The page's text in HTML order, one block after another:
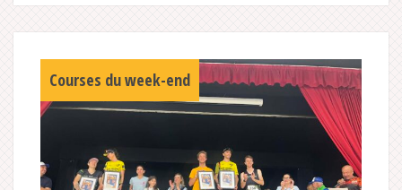
Courses du week-end